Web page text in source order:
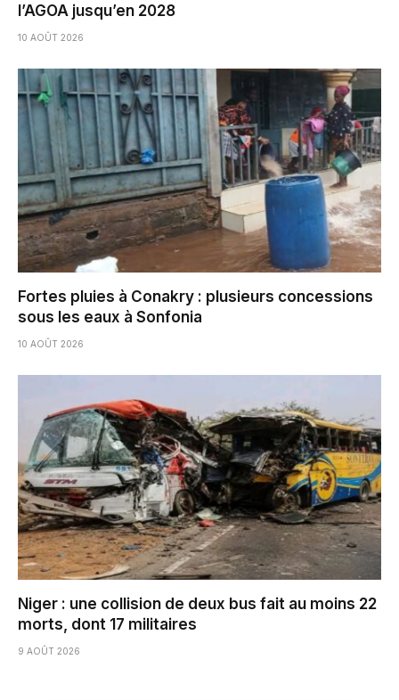
l’AGOA jusqu’en 2028
10 AOÛT 2026
Fortes pluies à Conakry : plusieurs concessions
sous les eaux à Sonfonia
10 AOÛT 2026
Niger : une collision de deux bus fait au moins 22
morts, dont 17 militaires
9 AOÛT 2026